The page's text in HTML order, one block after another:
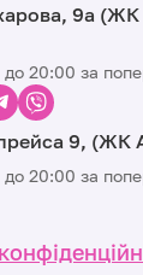
9а (ЖК
20:00 за
9, (ЖК
20:00 за